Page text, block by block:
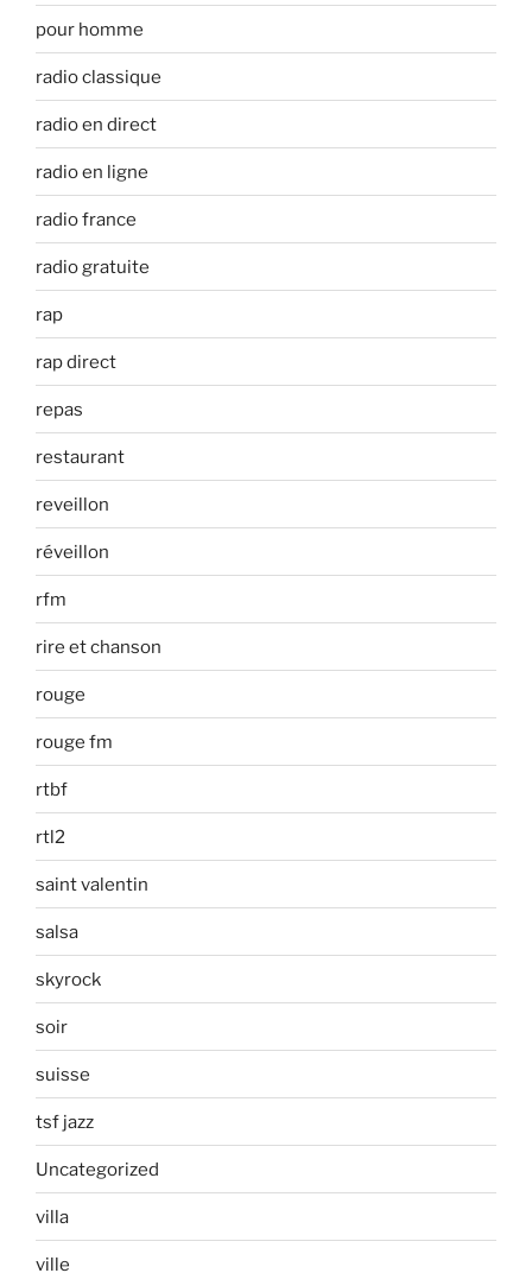
pour homme
radio classique
radio en direct
radio en ligne
radio france
radio gratuite
rap
rap direct
repas
restaurant
reveillon
réveillon
rfm
rire et chanson
rouge
rouge fm
rtbf
rtl2
saint valentin
salsa
skyrock
soir
suisse
tsf jazz
Uncategorized
villa
ville